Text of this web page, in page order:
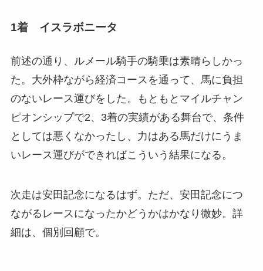
1着 イスラボニータ
前述の通り、ルメール騎手の騎乗は素晴らしかっ
た。大外枠ながら経済コースを通って、馬に負担
のないレース運びをした。もともとマイルチャン
ピオンシップで2、3着の実績がある舞台で、条件
としては悪くなかったし、力はある馬だけにうま
いレース運びができればこういう結果になる。
次走は安田記念になるはず。ただ、安田記念につ
ながるレースになったかどうかはかなり微妙。詳
細は、個別回顧で。